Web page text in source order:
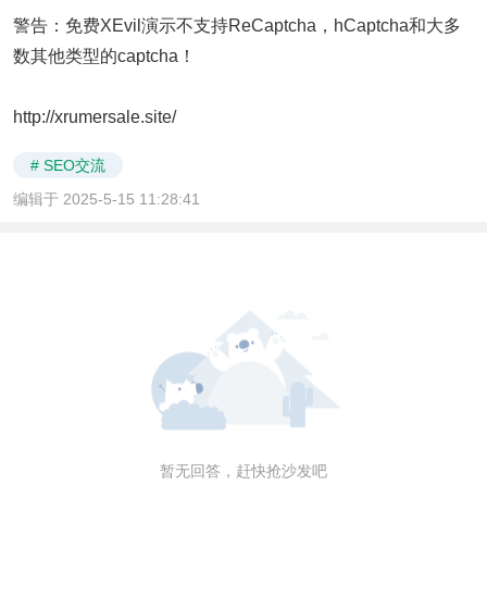
警告：免费XEvil演示不支持ReCaptcha，hCaptcha和大多
数其他类型的captcha！
http://xrumersale.site/
# SEO交流
编辑于 2025-5-15 11:28:41
暂无回答，赶快抢沙发吧